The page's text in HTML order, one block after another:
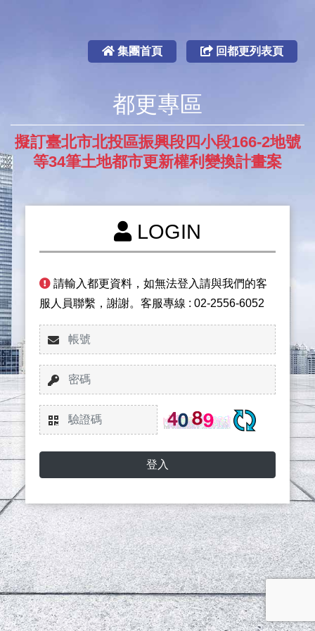
集團首頁 回都更列表頁
都更專區
擬訂臺北市北投區振興段四小段166-2地號
等34筆土地都市更新權利變換計畫案
LOGIN
請輸入都更資料，如無法登入請與我們的客
服人員聯繫，謝謝。客服專線 : 02-2556-6052
帳號
密碼
驗證碼
登入